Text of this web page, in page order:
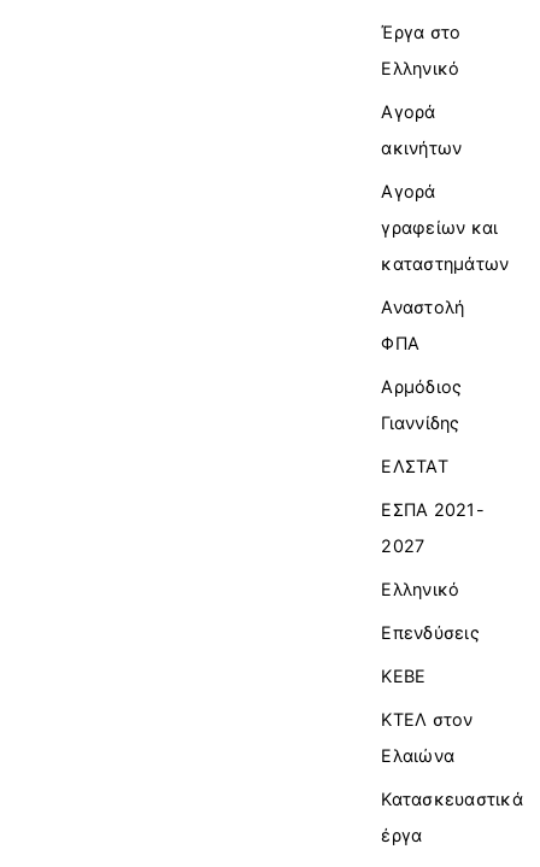
Έργα στο
Ελληνικό
Αγορά
ακινήτων
Αγορά
γραφείων και
καταστημάτων
Αναστολή
ΦΠΑ
Αρμόδιος
Γιαννίδης
ΕΛΣΤΑΤ
ΕΣΠΑ 2021-
2027
Ελληνικό
Επενδύσεις
ΚΕΒΕ
ΚΤΕΛ στον
Ελαιώνα
Κατασκευαστικά
έργα